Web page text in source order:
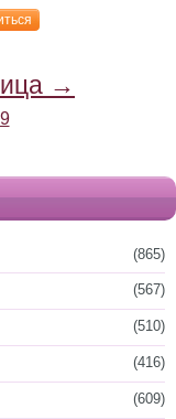
→
9
(865)
(567)
(510)
(416)
(609)